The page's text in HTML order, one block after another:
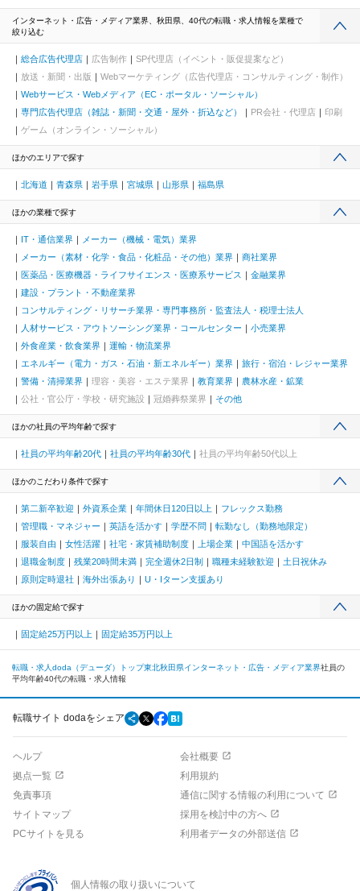
インターネット・広告・メディア業界、秋田県、40代の転職・求人情報を業種で
絞り込む
総合広告代理店 広告制作
SP代理店（イベント・販促提案など）
放送・新聞・出版
Webマーケティング（広告代理店・コンサルティング・制作）
Webサービス・Webメディア（EC・ポータル・ソーシャル）
専門広告代理店（雑誌・新聞・交通・屋外・折込など）
PR会社・代理店
印刷
ゲーム（オンライン・ソーシャル）
ほかのエリアで探す
北海道 青森県 岩手県 宮城県 山形県 福島県
ほかの業種で探す
IT・通信業界
メーカー（機械・電気）業界
メーカー（素材・化学・食品・化粧品・その他）業界
商社業界
医薬品・医療機器・ライフサイエンス・医療系サービス
金融業界
建設・プラント・不動産業界
コンサルティング・リサーチ業界・専門事務所・監査法人・税理士法人
人材サービス・アウトソーシング業界・コールセンター
小売業界
外食産業・飲食業界
運輸・物流業界
エネルギー（電力・ガス・石油・新エネルギー）業界
旅行・宿泊・レジャー業界
警備・清掃業界
理容・美容・エステ業界 教育業界
農林水産・鉱業
公社・官公庁・学校・研究施設
冠婚葬祭業界 その他
ほかの社員の平均年齢で探す
社員の平均年齢20代 社員の平均年齢30代 社員の平均年齢50代以上
ほかのこだわり条件で探す
第二新卒歓迎 外資系企業 年間休日120日以上
フレックス勤務
管理職・マネジャー
英語を活かす 学歴不問
転勤なし（勤務地限定）
服装自由
女性活躍 社宅・家賃補助制度 上場企業
中国語を活かす
退職金制度
残業20時間未満 完全週休2日制 職種未経験歓迎
土日祝休み
原則定時退社
海外出張あり U・Iターン支援あり
ほかの固定給で探す
固定給25万円以上 固定給35万円以上
転職・求人doda（デューダ）トップ東北秋田県インターネット・広告・メディア業界社員の
平均年齢40代の転職・求人情報
転職サイト dodaをシェア
ヘルプ
会社概要
拠点一覧
利用規約
免責事項
通信に関する情報の利用について
サイトマップ
採用を検討中の方へ
PCサイトを見る
利用者データの外部送信
個人情報の取り扱いについて